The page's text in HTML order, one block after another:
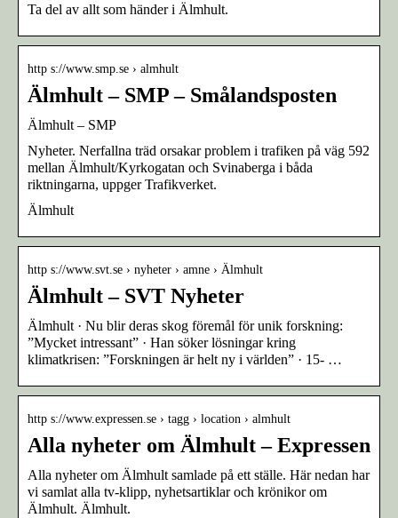
Ta del av allt som händer i Älmhult.
http s://www.smp.se › almhult
Älmhult – SMP – Smålandsposten
Älmhult – SMP
Nyheter. Nerfallna träd orsakar problem i trafiken på väg 592
mellan Älmhult/Kyrkogatan och Svinaberga i båda
riktningarna, uppger Trafikverket.
Älmhult
http s://www.svt.se › nyheter › amne › Älmhult
Älmhult – SVT Nyheter
Älmhult · Nu blir deras skog föremål för unik forskning:
”Mycket intressant” · Han söker lösningar kring
klimatkrisen: ”Forskningen är helt ny i världen” · 15- …
http s://www.expressen.se › tagg › location › almhult
Alla nyheter om Älmhult – Expressen
Alla nyheter om Älmhult samlade på ett ställe. Här nedan har
vi samlat alla tv-klipp, nyhetsartiklar och krönikor om
Älmhult. Älmhult.